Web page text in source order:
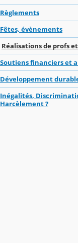
Règlements
Fêtes, évènements
Réalisations de profs
Soutiens financiers et
Développement
Inégalités,
Harcèlement ?